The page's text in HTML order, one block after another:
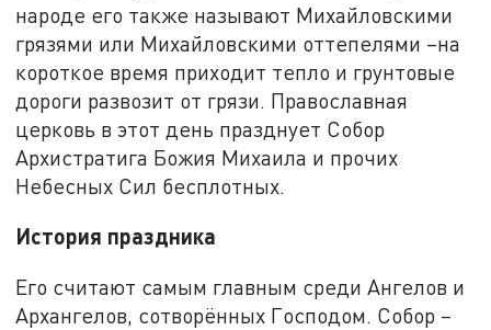
народе его также называют Михайловскими
грязями или Михайловскими оттепелями –на
короткое время приходит тепло и грунтовые
дороги развозит от грязи. Православная
церковь в этот день празднует Собор
Архистратига Божия Михаила и прочих
Небесных Сил бесплотных.
История праздника
Его считают самым главным среди Ангелов и
Архангелов, сотворённых Господом. Собор –